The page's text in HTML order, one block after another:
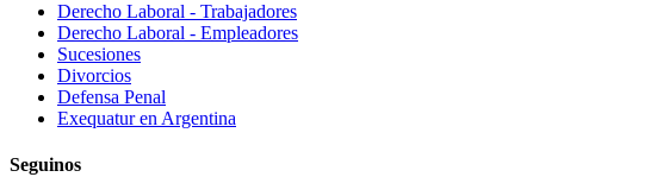
Derecho Laboral - Trabajadores
Derecho Laboral - Empleadores
Sucesiones
Divorcios
Defensa Penal
Exequatur en Argentina
Seguinos